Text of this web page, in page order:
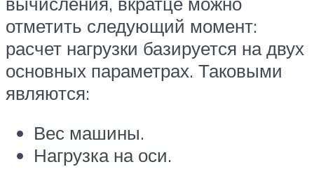
отметить следующий момент:
расчет нагрузки базируется на двух
основных параметрах. Таковыми
являются:
Вес машины.
Нагрузка на оси.